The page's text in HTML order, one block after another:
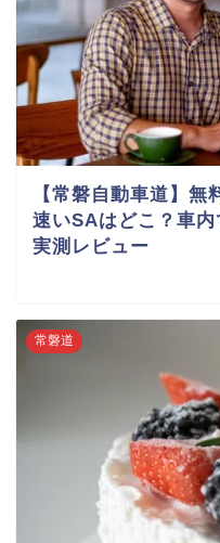
【常磐自動車道】
速いSAはどこ？車
実測レビュー
常磐道